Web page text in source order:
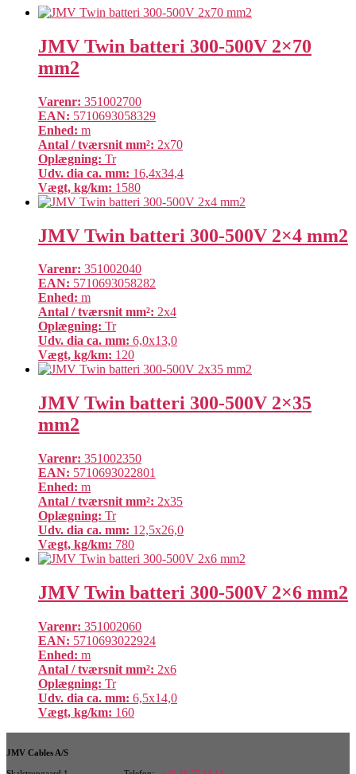
JMV Twin batteri 300-500V 2×70
mm2
Varenr: 351002700
EAN: 5710693058329
Enhed: m
Antal / tværsnit mm²: 2x70
Oplægning: Tr
Udv. dia ca. mm: 16,4x34,4
Vægt, kg/km: 1580
JMV Twin batteri 300-500V 2×4 mm2
Varenr: 351002040
EAN: 5710693058282
Enhed: m
Antal / tværsnit mm²: 2x4
Oplægning: Tr
Udv. dia ca. mm: 6,0x13,0
Vægt, kg/km: 120
JMV Twin batteri 300-500V 2×35
mm2
Varenr: 351002350
EAN: 5710693022801
Enhed: m
Antal / tværsnit mm²: 2x35
Oplægning: Tr
Udv. dia ca. mm: 12,5x26,0
Vægt, kg/km: 780
JMV Twin batteri 300-500V 2×6 mm2
Varenr: 351002060
EAN: 5710693022924
Enhed: m
Antal / tværsnit mm²: 2x6
Oplægning: Tr
Udv. dia ca. mm: 6,5x14,0
Vægt, kg/km: 160
JMV Cables A/S